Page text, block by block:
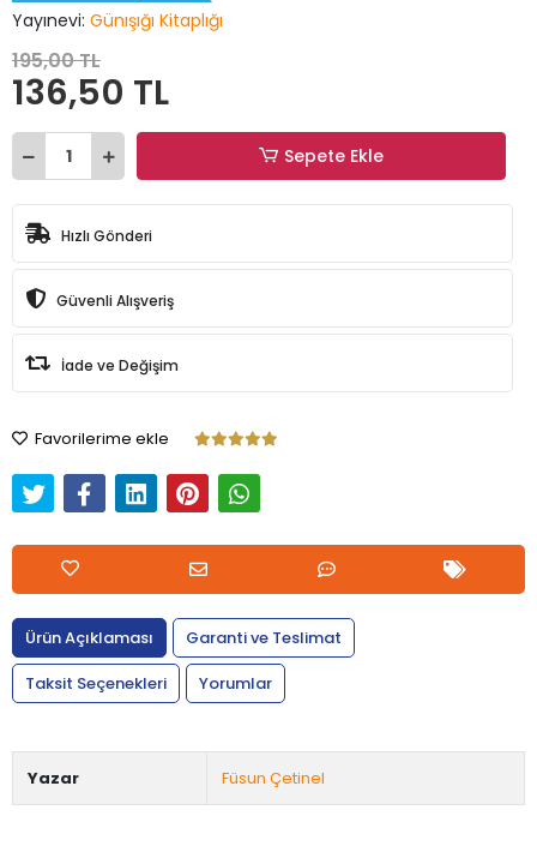
Yayınevi: Günışığı Kitaplığı
195,00 TL
136,50 TL
Sepete Ekle
Hızlı Gönderi
Güvenli Alışveriş
İade ve Değişim
Favorilerime ekle
Ürün Açıklaması
Garanti ve Teslimat
Taksit Seçenekleri
Yorumlar
Yazar Füsun Çetinel